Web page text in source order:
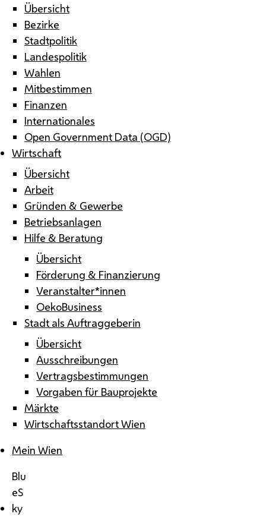
Übersicht
Bezirke
Stadtpolitik
Landespolitik
Wahlen
Mitbestimmen
Finanzen
Internationales
Open Government Data (OGD)
Wirtschaft
Übersicht
Arbeit
Gründen & Gewerbe
Betriebsanlagen
Hilfe & Beratung
Übersicht
Förderung & Finanzierung
Veranstalter*innen
OekoBusiness
Stadt als Auftraggeberin
Übersicht
Ausschreibungen
Vertragsbestimmungen
Vorgaben für Bauprojekte
Märkte
Wirtschaftsstandort Wien
Mein Wien
Blu
eS
ky